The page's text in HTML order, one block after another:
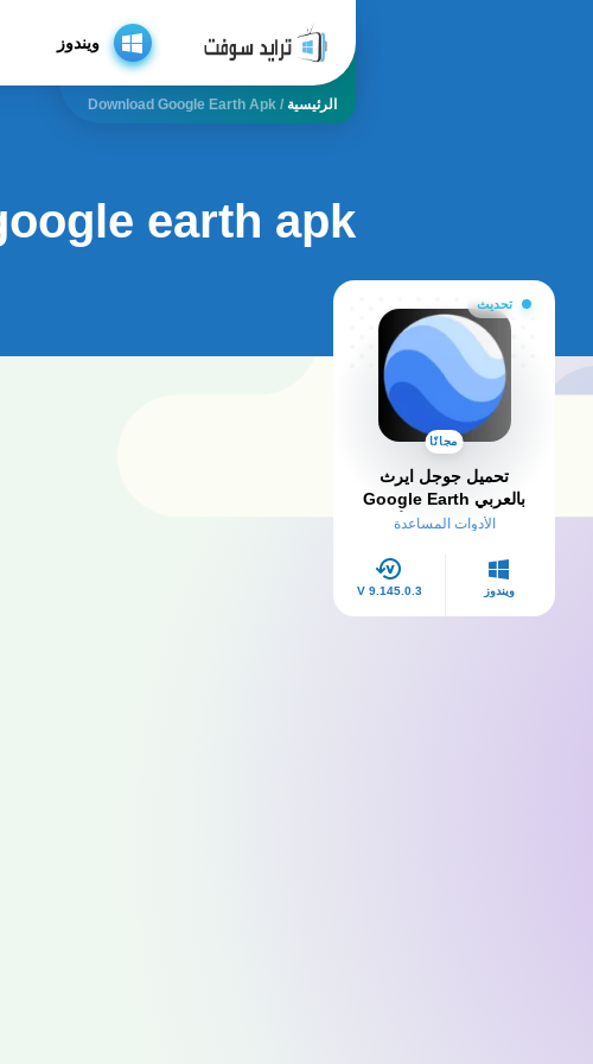
ويندوز
الرئيسية /
Download Google Earth Apk
earth apk
تحديث
مجانًا
تحميل جوجل ايرث
بالعربي Google Earth
2025 للكمبيوتر وللأندرويدالأدوات المساعدة
ويندوز V 9.145.0.3